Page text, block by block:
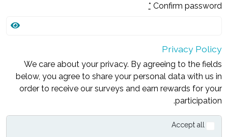
Confirm password
*
Privacy Policy
We care about your privacy. By agreeing to the fields
below, you agree to share your personal data with us in
order to receive our surveys and earn rewards for your
participation.
Accept all